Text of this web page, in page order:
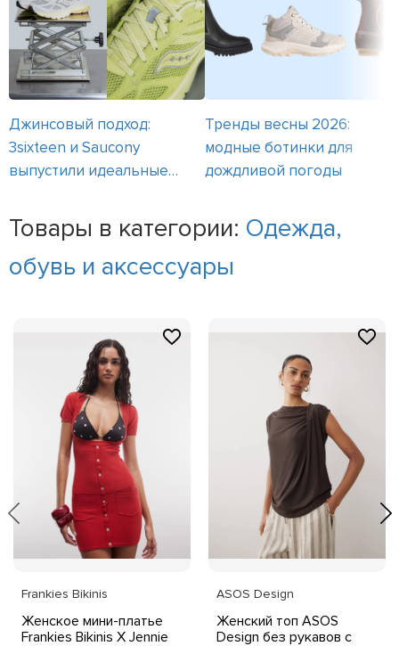
Джинсовый подход:
3sixteen и Saucony
выпустили идеальные
Тренды весны 2026:
модные ботинки для
дождливой погоды
Товары в категории: Одежда,
обувь и аксессуары
Frankies Bikinis
Женское мини-платье
Frankies Bikinis X Jennie
ASOS Design
Женский топ ASOS
Design без рукавов с